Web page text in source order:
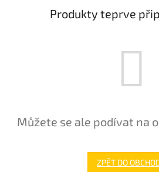
Produkty teprve
Můžete se ale podívat na
ZPĚT DO